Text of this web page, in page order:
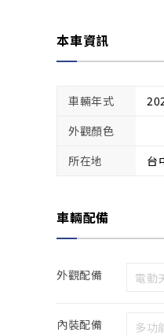
本車資訊
車輛年式
外觀顏色
所在地
台
車輛配備
外觀配備 電動
內裝配備 多功